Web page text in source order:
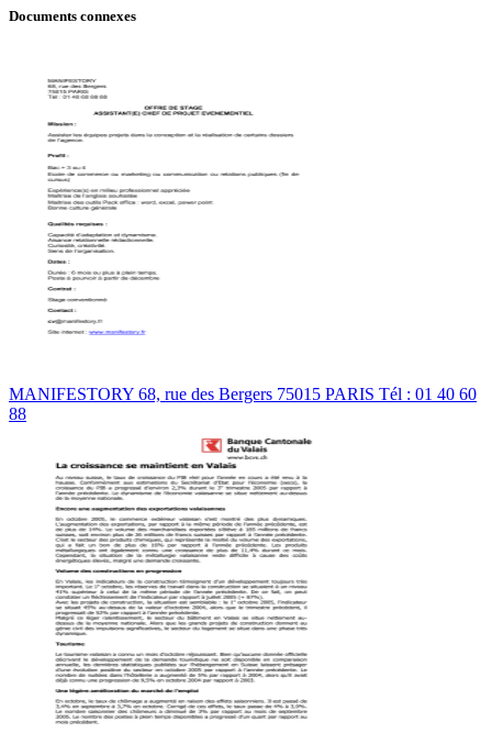
Documents connexes
MANIFESTORY 68, rue des Bergers 75015 PARIS Tél : 01 40 60
88